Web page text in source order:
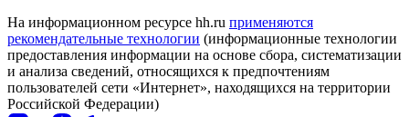
На информационном ресурсе hh.ru применяются
рекомендательные технологии (информационные технологии
предоставления информации на основе сбора, систематизации
и анализа сведений, относящихся к предпочтениям
пользователей сети «Интернет», находящихся на территории
Российской Федерации)